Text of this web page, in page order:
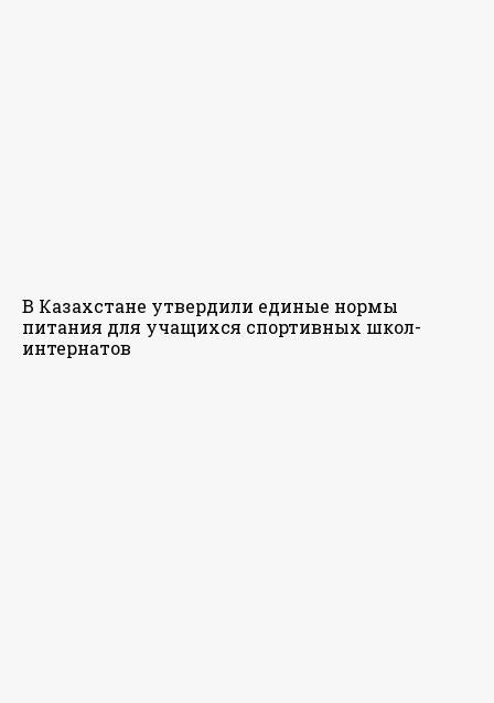
В Казахстане утвердили единые нормы
питания для учащихся спортивных школ-
интернатов